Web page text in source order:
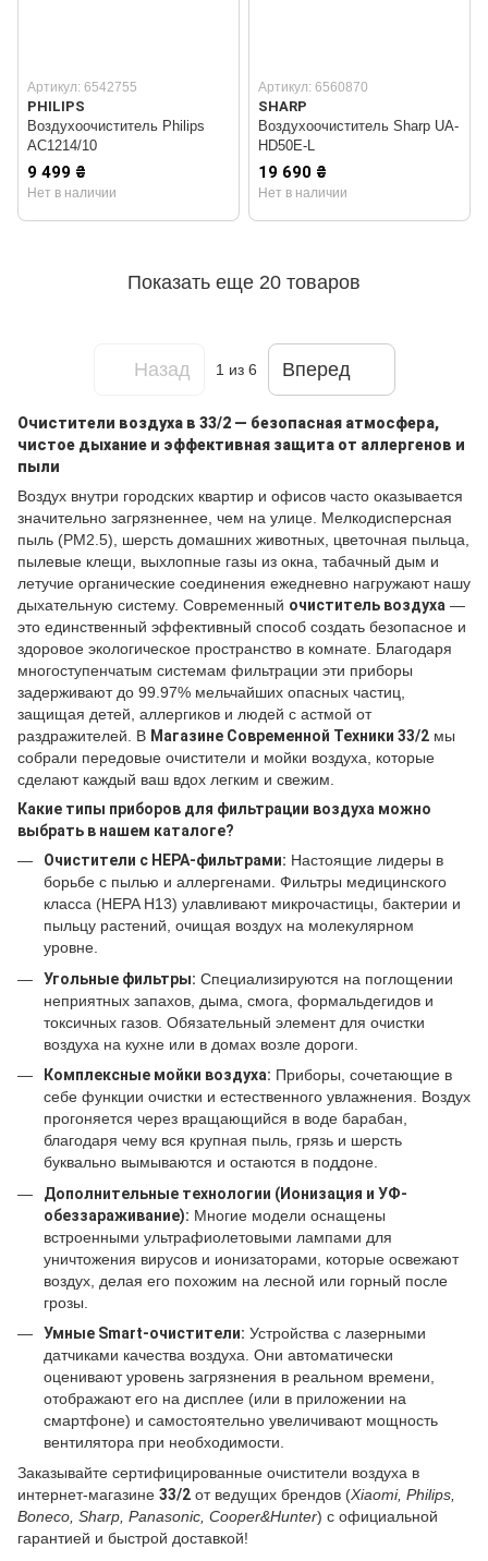
Артикул: 6542755
PHILIPS
Воздухоочиститель Philips
AC1214/10
9 499 ₴
Нет в наличии
Артикул: 6560870
SHARP
Воздухоочиститель Sharp UA-
HD50E-L
19 690 ₴
Нет в наличии
Показать еще 20 товаров
Назад 1 из 6 Вперед
Очистители воздуха в 33/2 — безопасная атмосфера,
чистое дыхание и эффективная защита от аллергенов и
пыли
Воздух внутри городских квартир и офисов часто оказывается
значительно загрязненнее, чем на улице. Мелкодисперсная
пыль (PM2.5), шерсть домашних животных, цветочная пыльца,
пылевые клещи, выхлопные газы из окна, табачный дым и
летучие органические соединения ежедневно нагружают нашу
дыхательную систему. Современный очиститель воздуха —
это единственный эффективный способ создать безопасное и
здоровое экологическое пространство в комнате. Благодаря
многоступенчатым системам фильтрации эти приборы
задерживают до 99.97% мельчайших опасных частиц,
защищая детей, аллергиков и людей с астмой от
раздражителей. В Магазине Современной Техники 33/2 мы
собрали передовые очистители и мойки воздуха, которые
сделают каждый ваш вдох легким и свежим.
Какие типы приборов для фильтрации воздуха можно
выбрать в нашем каталоге?
Очистители с HEPA-фильтрами: Настоящие лидеры в
борьбе с пылью и аллергенами. Фильтры медицинского
класса (HEPA H13) улавливают микрочастицы, бактерии и
пыльцу растений, очищая воздух на молекулярном
уровне.
Угольные фильтры: Специализируются на поглощении
неприятных запахов, дыма, смога, формальдегидов и
токсичных газов. Обязательный элемент для очистки
воздуха на кухне или в домах возле дороги.
Комплексные мойки воздуха: Приборы, сочетающие в
себе функции очистки и естественного увлажнения. Воздух
прогоняется через вращающийся в воде барабан,
благодаря чему вся крупная пыль, грязь и шерсть
буквально вымываются и остаются в поддоне.
Дополнительные технологии (Ионизация и УФ-
обеззараживание): Многие модели оснащены
встроенными ультрафиолетовыми лампами для
уничтожения вирусов и ионизаторами, которые освежают
воздух, делая его похожим на лесной или горный после
грозы.
Умные Smart-очистители: Устройства с лазерными
датчиками качества воздуха. Они автоматически
оценивают уровень загрязнения в реальном времени,
отображают его на дисплее (или в приложении на
смартфоне) и самостоятельно увеличивают мощность
вентилятора при необходимости.
Заказывайте сертифицированные очистители воздуха в
интернет-магазине 33/2 от ведущих брендов (Xiaomi, Philips,
Boneco, Sharp, Panasonic, Cooper&Hunter) с официальной
гарантией и быстрой доставкой!